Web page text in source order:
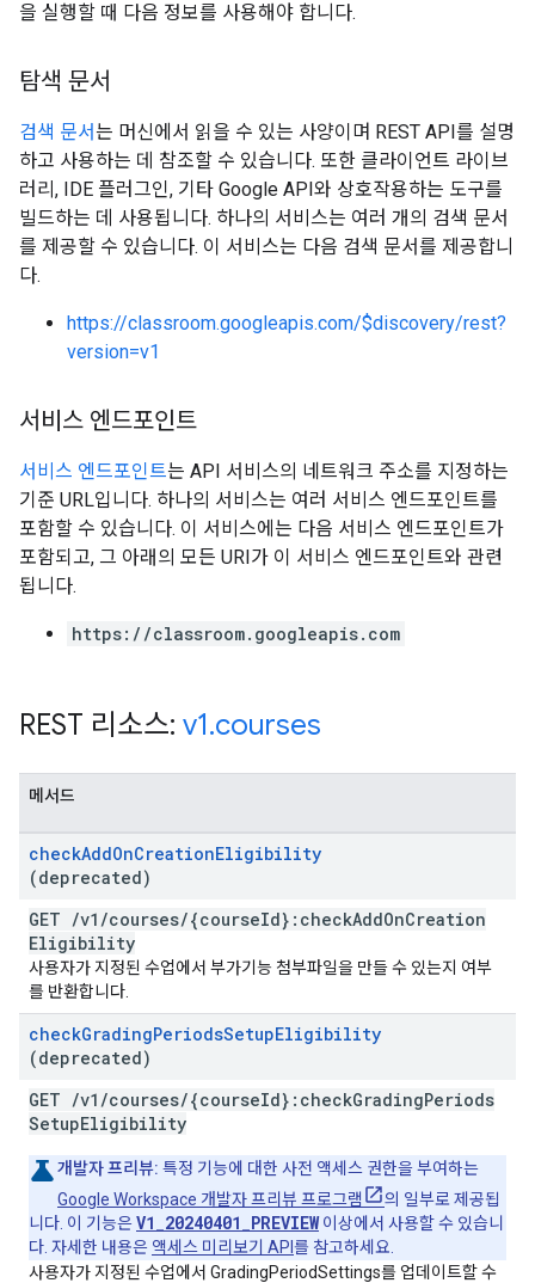
을 실행할 때 다음 정보를 사용해야 합니다.
탐색 문서
검색 문서는 머신에서 읽을 수 있는 사양이며 REST API를 설명
하고 사용하는 데 참조할 수 있습니다. 또한 클라이언트 라이브
러리, IDE 플러그인, 기타 Google API와 상호작용하는 도구를
빌드하는 데 사용됩니다. 하나의 서비스는 여러 개의 검색 문서
를 제공할 수 있습니다. 이 서비스는 다음 검색 문서를 제공합니
다.
https://classroom.googleapis.com/$discovery/rest?
version=v1
서비스 엔드포인트
서비스 엔드포인트는 API 서비스의 네트워크 주소를 지정하는
기준 URL입니다. 하나의 서비스는 여러 서비스 엔드포인트를
포함할 수 있습니다. 이 서비스에는 다음 서비스 엔드포인트가
포함되고, 그 아래의 모든 URI가 이 서비스 엔드포인트와 관련
됩니다.
https://classroom.googleapis.com
REST 리소스: v1.courses
메서드
checkAddOnCreationEligibility
(deprecated)
GET /v1 /courses/{courseId}:checkAddOnCreation
Eligibility
사용자가 지정된 수업에서 부가기능 첨부파일을 만들 수 있는지 여부
를 반환합니다.
checkGradingPeriodsSetupEligibility
(deprecated)
GET /v1 /courses/{courseId}:checkGradingPeriods
SetupEligibility
개발자 프리뷰: 특정 기능에 대한 사전 액세스 권한을 부여하는
Google Workspace 개발자 프리뷰 프로그램
의 일부로 제공됩
니다. 이 기능은V1_20240401_PREVIEW이상에서 사용할 수 있습니
다. 자세한 내용은 액세스 미리보기 API 를 참고하세요.
사용자가 지정된 수업에서 GradingPeriodSettings를 업데이트할 수